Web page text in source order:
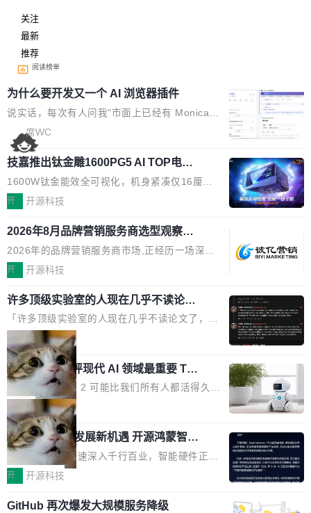
关注
最新
推荐
阅读榜单
为什么要开发又一个 AI 浏览器插件
说实话，每次有人问我"市面上已经有 Monica、
Sider、Copilot for Chrome 这些 AI 浏览器插件
了，你为什么还要再做一个"，我都觉得这个问题
问得好。 因为我自己也是从用户变成开发者的。
现有产品的天花板 我用过不少 AI 浏览器插件。
刚开始觉得都挺好——选中一段文字，弹出解
要。但用久了你会发现，它们本质上都是同一类
东西：一个带网页上下文的聊天框。 它们能读取
页面的文本，然后把文本丢给大模型，再返回一
段回答。仅此而已。 这当然有用，但总觉得差点
意思。比如我在一个后台管理系统里，需要填50
个表单字段，每个字段还有联动逻辑；比如我
想...
席WC
技嘉推出钛金雕1600PG5 AI TOP电
源：为发烧级主机与本地AI算力打造旗
舰供电方案
1600W钛金能效全可视化，机身紧凑仅16厘米
继2026台北电脑展首度亮相后，技嘉科技近日正
电源专为发烧级DIY主机与本地AI算力平台打
造，整机长度仅16厘米，提供1600W额定功率
与80PLUS钛金能效；支持ATX 3.1与PCIe 5.1
规范，结合服务器级元件、完善供电线材与内置
实时LCD监控屏，可充分满足当下高阶PC主机
的严苛使用需求。 澎湃功率，紧凑机身 钛金雕1
600PG5 AI TOP具备强悍输出功率，同时实现
机身尺寸大幅精简。整机长度仅16厘米，属于同
功率段机身尺寸十分紧凑的1600W电源产品。小
巧机身有效提升市面主流标准A...
开 开源科技
2026年8月品牌营销服务商选型观察：
从流量思维到品牌资产思维的范式转移
2026年的品牌营销服务商市场,正经历一场深刻
的价值重构。全球全案品牌代理机构市场从2025
复合增长率达5.44%,预计2032年将突破120亿美
元。数字广告与公共关系相关服务市场更是从20
25年的8463亿美元扩张至2026年的8763亿美
元。数字的背后是一个清晰的事实——品牌对专
业化营销服务的需求从未如此迫切。 但市场扩容
的同时,服务商的竞争逻辑正在改变。2026年Top
Agency年度合辑的观察指出,“产品”这个离消费
者最近的载体,在整个品牌营销层面的权重显著变
高了。全域营销服务商的竞争正在从规模转向深
度,案例厚度、全域覆盖、多线协同...
开 开源科技
许多顶级实验室的人现在几乎不读论文
了
「许多顶级实验室的人现在几乎不读论文了，而
且他们认为 ICLR/ICML/NeurIPS 充斥着大量过
度宣传和欺诈。」 OpenAI 研究员 Keller Jorda
n 这条推文引发了广泛讨论。他不是在说风凉
话，他是说出了一个圈内人尽皆知但很少公开捅
破的事实。 Jordan 随后补充了一句软化声明：
「我不认为这些会议上大部分论文都在过度宣传
或造假。问题是，作为读者，如果你筛选出那些
看起来最令人兴奋的论文，那它们大部分都是过
度宣传的。」 这才是真正的痛点。不是所有论文
都有问题，是最吸引眼球的那批论文最有问题。
他引用的帖子来自 Mathew Shen，一位 ICLR 2
局
xAI 前工程师评现代 AI 领域最重要 Top
3 开源项目
Flash Attention 2 可能比我们所有人都活得久。
这句话不是来自某个技术博客，而是出自 Hieu
Pham 的一条推文。Hieu Pham 是谁？他是 xAI
的早期工程师之一，在 Grok 训练基础设施团队
工作过。近日他在 X 上发了一条帖子，列出了他
认为现代 AI 领域最重要的三个开源项目。 第一
理由很具体。FA 系列不需要解释，但 FA2 是他
局
共商智能硬件发展新机遇 开源鸿蒙智能
硬件开发者日杭州站即将举行
随着万物智联加速深入千行百业，智能硬件正从
单点设备迈向智能化、网联化、协同化发展。作
鸿蒙通过统一技术底座和分布式能力，为不同类
开 开源科技
GitHub 再次爆发大规模服务降级